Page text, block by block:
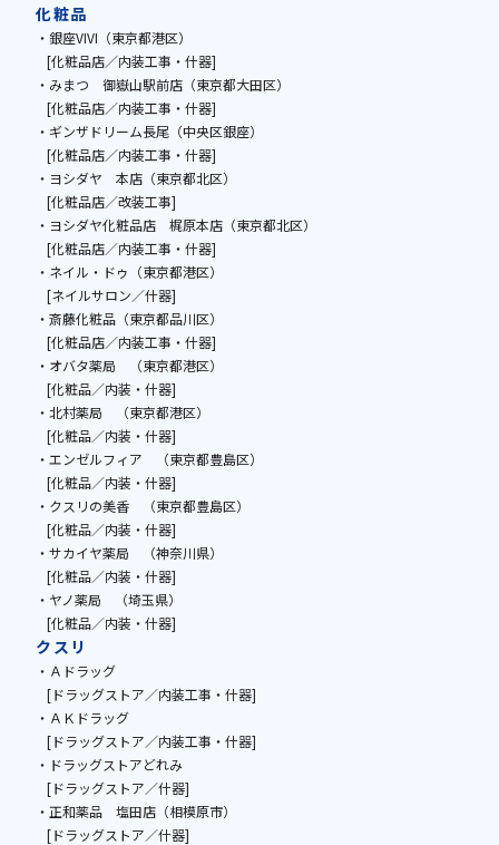
化粧品
・銀座VIVI（東京都港区）
[化粧品店／内装工事・什器]
・みまつ 御嶽山駅前店（東京都大田区）
[化粧品店／内装工事・什器]
・ギンザドリーム長尾（中央区銀座）
[化粧品店／内装工事・什器]
・ヨシダヤ 本店（東京都北区）
[化粧品店／改装工事]
・ヨシダヤ化粧品店 梶原本店（東京都北区）
[化粧品店／内装工事・什器]
・ネイル・ドゥ（東京都港区）
[ネイルサロン／什器]
・斎藤化粧品（東京都品川区）
[化粧品店／内装工事・什器]
・オバタ薬局 （東京都港区）
[化粧品／内装・什器]
・北村薬局 （東京都港区）
[化粧品／内装・什器]
・エンゼルフィア （東京都豊島区）
[化粧品／内装・什器]
・クスリの美香 （東京都豊島区）
[化粧品／内装・什器]
・サカイヤ薬局 （神奈川県）
[化粧品／内装・什器]
・ヤノ薬局 （埼玉県）
[化粧品／内装・什器]
クスリ
・Ａドラッグ
[ドラッグストア／内装工事・什器]
・ＡＫドラッグ
[ドラッグストア／内装工事・什器]
・ドラッグストアどれみ
[ドラッグストア／什器]
・正和薬品 塩田店（相模原市）
[ドラッグストア／什器]